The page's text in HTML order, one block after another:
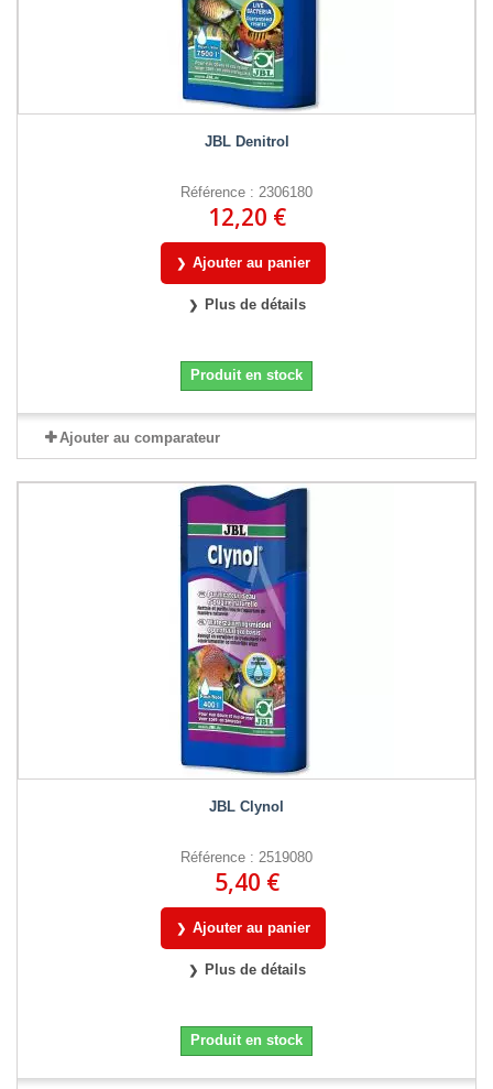
JBL Denitrol
Référence : 2306180
12,20 €
Ajouter au panier
Plus de détails
Produit en stock
Ajouter au comparateur
JBL Clynol
Référence : 2519080
5,40 €
Ajouter au panier
Plus de détails
Produit en stock